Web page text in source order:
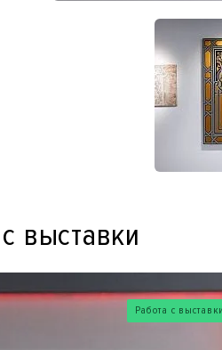
выставки
Работа с выставки